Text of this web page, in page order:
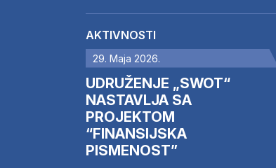
AKTIVNOSTI
29. Maja 2026.
UDRUŽENJE „SWOT“
NASTAVLJA SA
PROJEKTOM
“FINANSIJSKA
PISMENOST”